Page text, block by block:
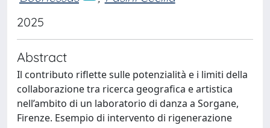
2025
Abstract
Il contributo riflette sulle potenzialità e i limiti della
collaborazione tra ricerca geografica e artistica
nell’ambito di un laboratorio di danza a Sorgane,
Firenze. Esempio di intervento di rigenerazione